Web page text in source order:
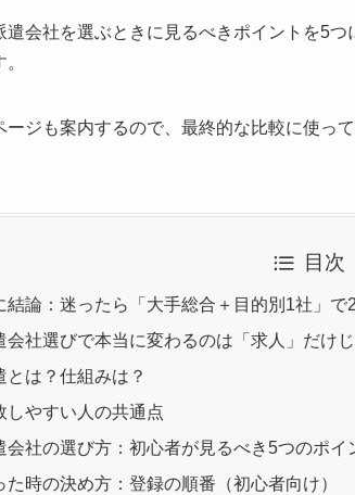
遣会社を選ぶときに見るべきポイントを5
ジも案内するので、最終的な比較に使って
目次
結論：迷ったら「大手総合＋目的別1社」で
会社選びで本当に変わるのは「求人」だけ
とは？仕組みは？
しやすい人の共通点
会社の選び方：初心者が見るべき5つのポイ
た時の決め方：登録の順番（初心者向け）